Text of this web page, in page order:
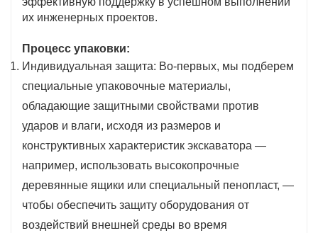
их инженерных проектов.
Процесс упаковки:
Индивидуальная защита: Во-первых, мы подберем
специальные упаковочные материалы,
обладающие защитными свойствами против
ударов и влаги, исходя из размеров и
конструктивных характеристик экскаватора —
например, использовать высокопрочные
деревянные ящики или специальный пенопласт, —
чтобы обеспечить защиту оборудования от
воздействий внешней среды во время